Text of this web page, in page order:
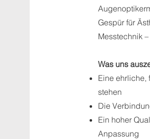
Gespür für
Messtechnik
Was uns
Eine ehrliche,
stehen
Die
Ein hoher
Anpassung